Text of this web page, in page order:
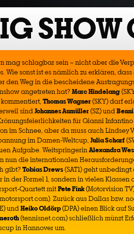
mag schlagbar sein – nicht aber die
Wie sonst ist es nämlich zu erklären,
den Weg in die bescheidene
angetreten hat? Marc Hindelang
Thomas Wagner(SKY) darf
sindJohannes Aumüller(SZ) und
für Gianni
im Schnee, aber da muss auch Lindsey
im Damen-Weltcup, Julia Scharf
Aufgabe. WeitspringerinAlexandra
nun die internationalen
gibt? Tobias Drews(SAT1) geht
der Formel 1, sondern in vielen
Quartett mitPete Fink(Motorvision
Zurück aus Dallas bzw.
undHeiko Oldörp(DPA) einen Blick auf
(tennisnet.com) schließlich münzt
in Hannover um.